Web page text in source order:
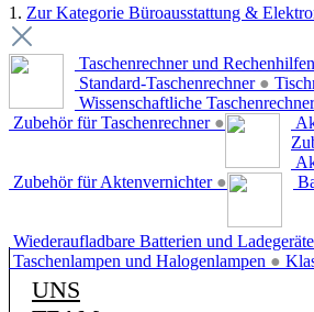
1. Zur Kategorie Büroausstattung &
Taschenrechner und Rechenhilfen
Standard-Taschenrechner ●
Wissenschaftliche
Zubehör für Taschenrechner ●
Zubehör für Aktenvernichter ●
Wiederaufladbare Batterien und Ladegeräte
Taschenlampen und Halogenlampen ●
UNS